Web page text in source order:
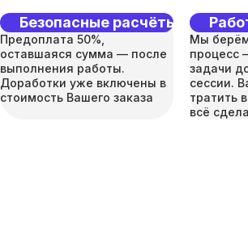
Безопасные расчёты
Предоплата 50%,
оставшаяся сумма — после
выполнения работы.
Доработки уже включены в
стоимость Вашего заказа
Мы
процесс
задачи
сессии.
тратить
всё